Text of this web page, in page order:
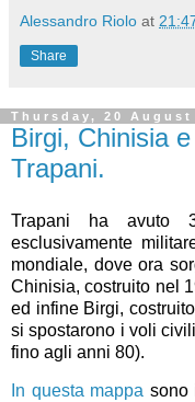
Alessandro Riolo at
Share
Thursday, 20 August
Birgi, Chinisia
Trapani.
Trapani ha avuto
esclusivamente
mondiale, dove ora
Chinisia, costruito nel
ed infine Birgi,
si spostarono i voli
fino agli anni 80).
In questa mappa sono